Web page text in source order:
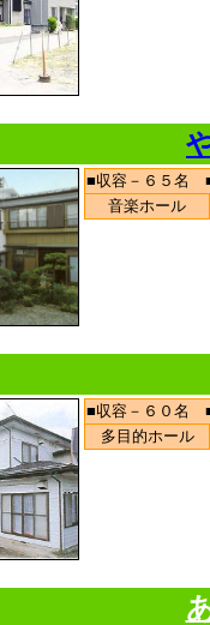
■収容－６５名
音楽ホール
■収容－６０名
多目的ホール